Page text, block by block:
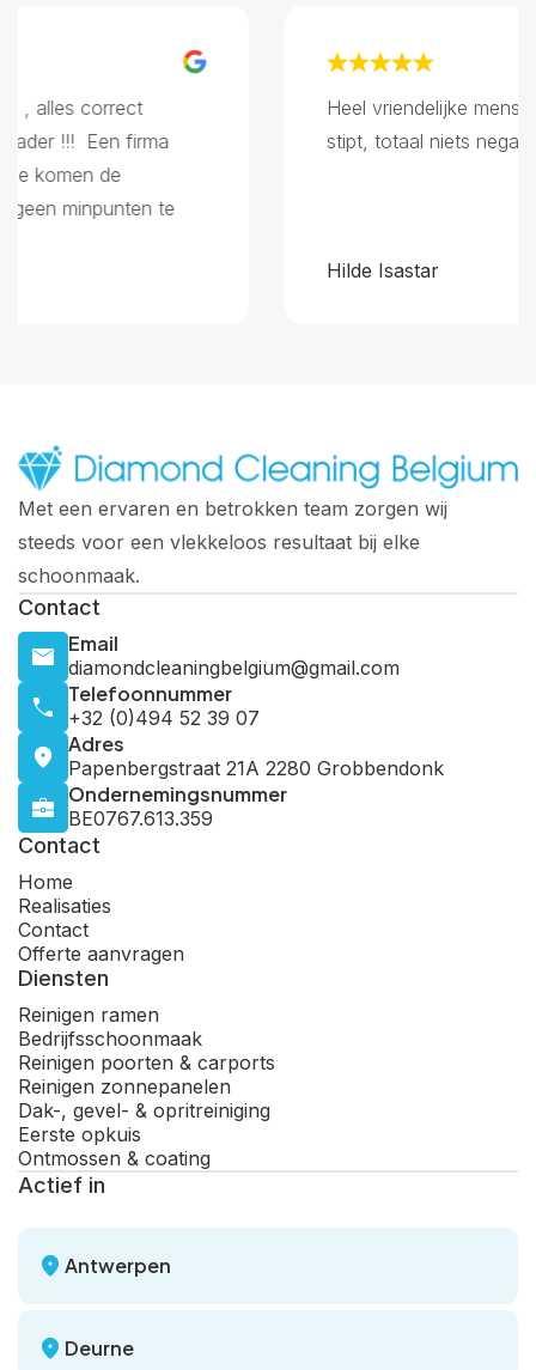
alles correct
!!! Een firma
komen de
minpunten te
Heel vriendelijke
stipt, totaal niets
Hilde Isastar
Met een ervaren en betrokken team zorgen wij
steeds voor een vlekkeloos resultaat bij elke
schoonmaak.
Contact
Email
diamondcleaningbelgium@gmail.com
Telefoonnummer
+32 (0)494 52 39 07
Adres
Papenbergstraat 21A 2280 Grobbendonk
Ondernemingsnummer
BE0767.613.359
Contact
Home
Realisaties
Contact
Offerte aanvragen
Diensten
Reinigen ramen
Bedrijfsschoonmaak
Reinigen poorten & carports
Reinigen zonnepanelen
Dak-, gevel- & opritreiniging
Eerste opkuis
Ontmossen & coating
Actief in
Antwerpen
Deurne